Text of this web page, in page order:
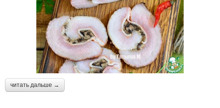
читать дальше →